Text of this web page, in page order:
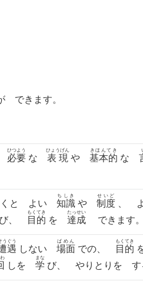
できます。
必要
ひつよう
な 表現
ひょうげん
や 基本的
きほんてき
な
くと よい 知識
ちしき
や 制度
せいど
、
び、 目的
もくてき
を 達成
たっせい
できます。
遇
うぐう
しない 場面
ばめん
での、 目的
もくてき
しを 学
まな
び、 やりとりを す